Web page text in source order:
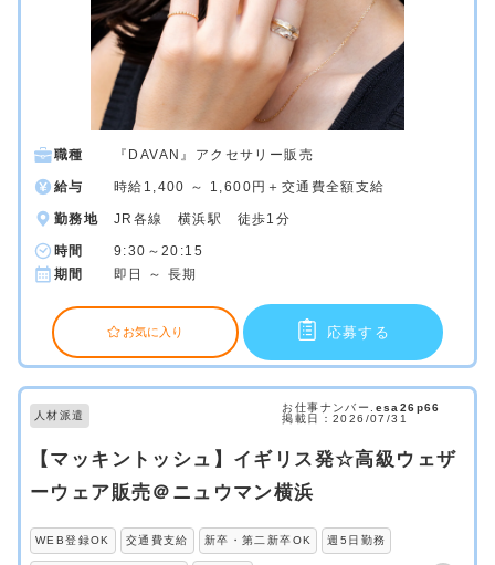
職種 『DAVAN』アクセサリー販売
給与 時給1,400 ～ 1,600円＋交通費全額支給
勤務地 JR各線 横浜駅 徒歩1分
時間
9:30～20:15
期間
即日 ～ 長期
お気に入り 応募する
人材派遣
お仕事ナンバー. esa26p66
掲載日：2026/07/31
【マッキントッシュ】イギリス発☆高級ウェザ
ーウェア販売＠ニュウマン横浜
WEB登録OK 交通費支給 新卒・第二新卒OK 週5日勤務